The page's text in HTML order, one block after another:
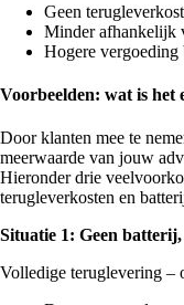
Geen
Minder afhankelijk
Hogere
Voorbeelden: wat is het
Door klanten mee te
meerwaarde van jouw
Hieronder drie
terugleverkosten en
Situatie 1: Geen
Volledige teruglevering –